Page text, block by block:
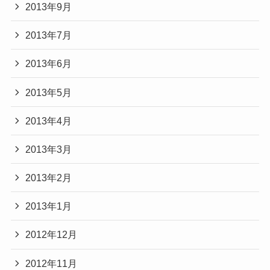
2013年9月
2013年7月
2013年6月
2013年5月
2013年4月
2013年3月
2013年2月
2013年1月
2012年12月
2012年11月